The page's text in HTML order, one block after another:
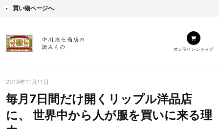
買い物ページへ
オンラインショップ
2019年11月11日
毎月7日間だけ開くリップル洋品店
に、 世界中から人が服を買いに来る理